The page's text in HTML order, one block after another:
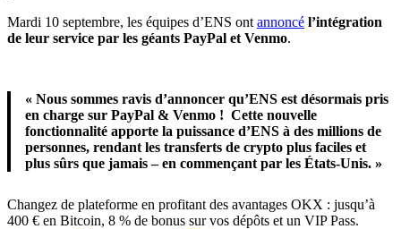
Mardi 10 septembre, les équipes d’ENS ont annoncé l’intégration
de leur service par les géants PayPal et Venmo.
« Nous sommes ravis d’annoncer qu’ENS est désormais pris
en charge sur PayPal & Venmo ! Cette nouvelle
fonctionnalité apporte la puissance d’ENS à des millions de
personnes, rendant les transferts de crypto plus faciles et
plus sûrs que jamais – en commençant par les États-Unis. »
Changez de plateforme en profitant des avantages OKX : jusqu’à
400 € en Bitcoin, 8 % de bonus sur vos dépôts et un VIP Pass.